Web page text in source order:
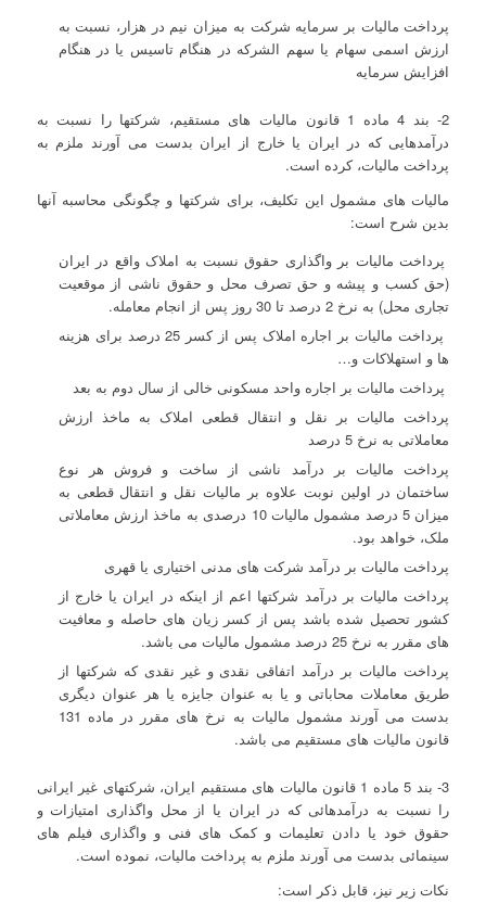
پرداخت مالیات بر سرمایه شرکت به میزان نیم در هزار، نسبت به
ارزش اسمی سهام یا سهم الشرکه در هنگام تاسیس یا در هنگام
افزایش سرمایه
2- بند 4 ماده 1 قانون مالیات های مستقیم، شرکتها را نسبت به
درآمدهایی که در ایران یا خارج از ایران بدست می آورند ملزم به
پرداخت مالیات، کرده است.
مالیات های مشمول این تکلیف، برای شرکتها و چگونگی محاسبه آنها
بدین شرح است:
پرداخت مالیات بر واگذاری حقوق نسبت به املاک واقع در ایران
(حق کسب و پیشه و حق تصرف محل و حقوق ناشی از موقعیت
تجاری محل) به نرخ 2 درصد تا 30 روز پس از انجام معامله.
پرداخت مالیات بر اجاره املاک پس از کسر 25 درصد برای هزینه
ها و استهلاکات و…
پرداخت مالیات بر اجاره واحد مسکونی خالی از سال دوم به بعد
پرداخت مالیات بر نقل و انتقال قطعی املاک به ماخذ ارزش
معاملاتی به نرخ 5 درصد
پرداخت مالیات بر درآمد ناشی از ساخت و فروش هر نوع
ساختمان در اولین نوبت علاوه بر مالیات نقل و انتقال قطعی به
میزان 5 درصد مشمول مالیات 10 درصدی به ماخذ ارزش معاملاتی
ملک، خواهد بود.
پرداخت مالیات بر درآمد شرکت های مدنی اختیاری یا قهری
پرداخت مالیات بر درآمد شرکتها اعم از اینکه در ایران یا خارج از
کشور تحصیل شده باشد پس از کسر زیان های حاصله و معافیت
های مقرر به نرخ 25 درصد مشمول مالیات می باشد.
پرداخت مالیات بر درآمد اتفاقی نقدی و غیر نقدی که شرکتها از
طریق معاملات محاباتی و یا به عنوان جایزه یا هر عنوان دیگری
بدست می آورند مشمول مالیات به نرخ های مقرر در ماده 131
قانون مالیات های مستقیم می باشد.
3- بند 5 ماده 1 قانون مالیات های مستقیم ایران، شرکتهای غیر ایرانی
را نسبت به درآمدهائی که در ایران یا از محل واگذاری امتیازات و
حقوق خود یا دادن تعلیمات و کمک های فنی و واگذاری فیلم های
سینمائی بدست می آورند ملزم به پرداخت مالیات، نموده است.
نکات زیر نیز، قابل ذکر است: